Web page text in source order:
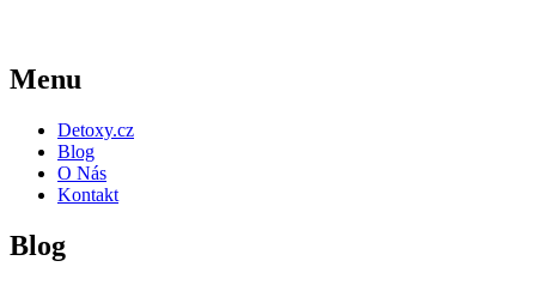
Menu
Detoxy.cz
Blog
O Nás
Kontakt
Blog